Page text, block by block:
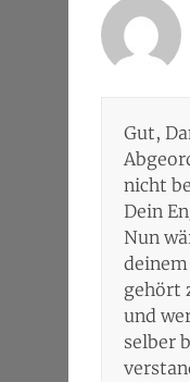
Gut,
nicht
Dein
Nun
gehört
und
selber